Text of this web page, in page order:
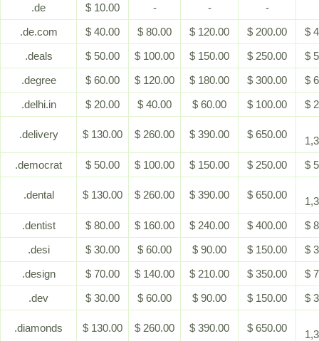
.de
$ 10.00 - -
-
.de.com
$ 40.00 $ 80.00 $ 120.00 $ 200.00
$
.deals
$ 50.00 $ 100.00 $ 150.00 $ 250.00
$
.degree
$ 60.00 $ 120.00 $ 180.00 $ 300.00
$
.delhi.in
$ 20.00 $ 40.00 $ 60.00 $ 100.00 $
.delivery $ 130.00 $ 260.00 $ 390.00 $ 650.00
.democrat
$ 50.00 $ 100.00 $ 150.00 $ 250.00 $
.dental $ 130.00 $ 260.00 $ 390.00 $ 650.00
.dentist
$ 80.00 $ 160.00 $ 240.00 $ 400.00
$
.desi
$ 30.00 $ 60.00 $ 90.00 $ 150.00
$
.design
$ 70.00 $ 140.00 $ 210.00 $ 350.00
$
.dev
$ 30.00 $ 60.00 $ 90.00 $ 150.00 $
.diamonds $ 130.00 $ 260.00 $ 390.00 $ 650.00